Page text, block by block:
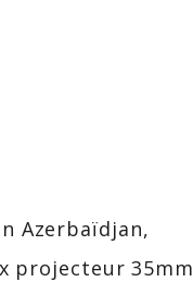
Azerbaïdjan,
projecteur 35mm